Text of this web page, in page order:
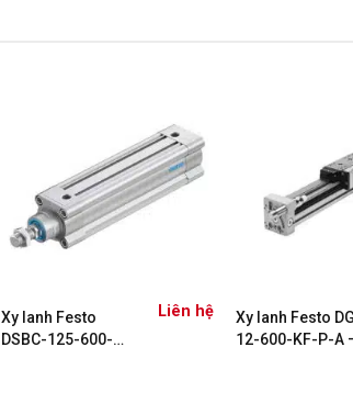
Xy lanh Festo
DSBC-125-600-
Liên hệ
Xy lanh Festo
12-600-KF-P-A